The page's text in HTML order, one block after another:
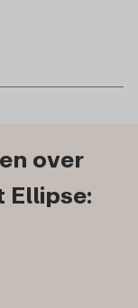
over
Ellipse: